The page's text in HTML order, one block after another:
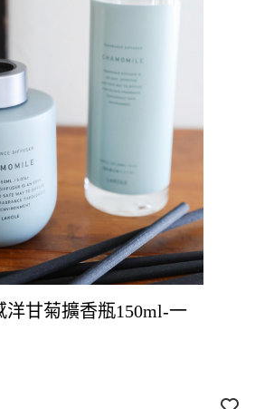
甘菊擴香瓶150ml-一